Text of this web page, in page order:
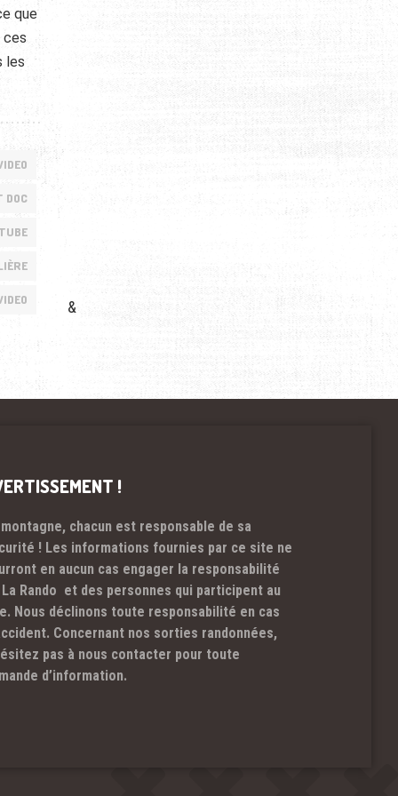
que
ces
les
DOC
&
!
montagne, chacun est responsable de sa
! Les informations fournies par ce site ne
en aucun cas engager la responsabilité
Rando et des personnes qui participent au
Nous déclinons toute responsabilité en cas
Concernant nos sorties randonnées,
pas à nous contacter pour toute
d’information.